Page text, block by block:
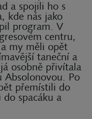
a spojili ho s
kde nás jako
program. V
centru,
my měli opět
taneční a
osobně přivítala
Absolonovou. Po
přemístili do
spacáku a